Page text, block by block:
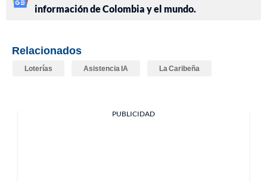
información de Colombia y el mundo.
Relacionados
Loterías Asistencia IA La Caribeña
PUBLICIDAD